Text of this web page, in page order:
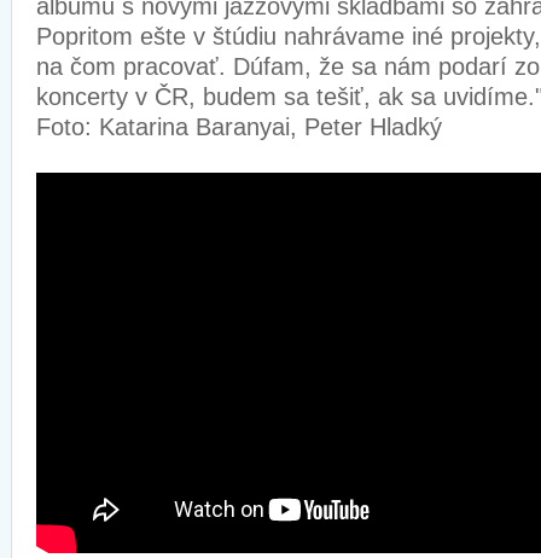
albumu s novými jazzovými skladbami so
Popritom ešte v štúdiu nahrávame iné
na čom pracovať. Dúfam, že sa nám podarí
koncerty v ČR, budem sa tešiť, ak sa
Foto: Katarina Baranyai, Peter Hladký